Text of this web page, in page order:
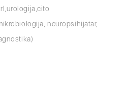
neuropsihijatar,